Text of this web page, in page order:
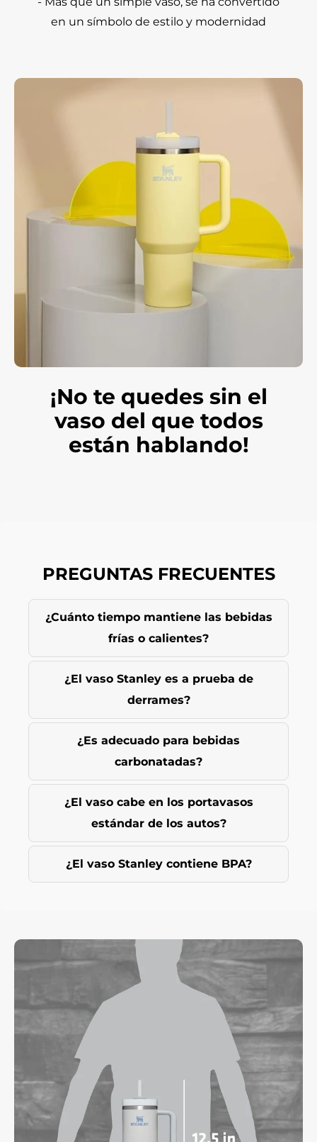
en un símbolo de estilo y modernidad
¡No te quedes sin el
vaso del que todos
están hablando!
PREGUNTAS FRECUENTES
¿Cuánto tiempo mantiene las bebidas
frías o calientes?
¿El vaso Stanley es a prueba de
derrames?
¿Es adecuado para bebidas
carbonatadas?
¿El vaso cabe en los portavasos
estándar de los autos?
¿El vaso Stanley contiene BPA?